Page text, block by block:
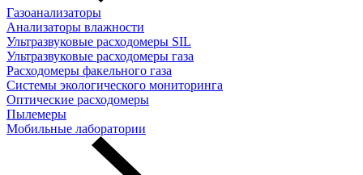
Газоанализаторы
Анализаторы влажности
Ультразвуковые расходомеры SIL
Ультразвуковые расходомеры газа
Расходомеры факельного газа
Системы экологического мониторинга
Оптические расходомеры
Пылемеры
Мобильные лаборатории